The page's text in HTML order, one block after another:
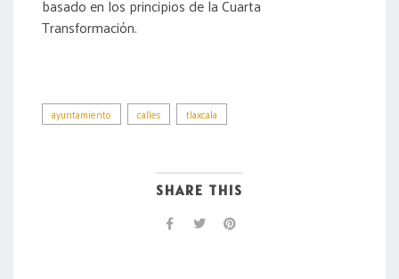
basado en los principios de la Cuarta
Transformación.
ayuntamiento calles tlaxcala
SHARE THIS